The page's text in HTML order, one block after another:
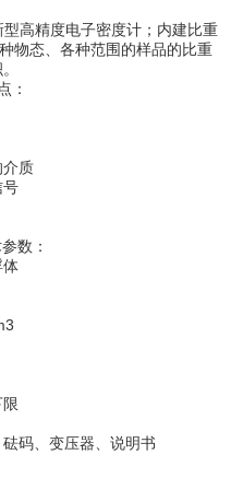
高精度电子密度计；内建比重
物态、各种范围的样品的比重
：
介质
号
数：
体
码、变压器、说明书